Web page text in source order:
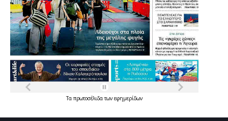
Τα πρωτοσέλιδατων εφημερίδων